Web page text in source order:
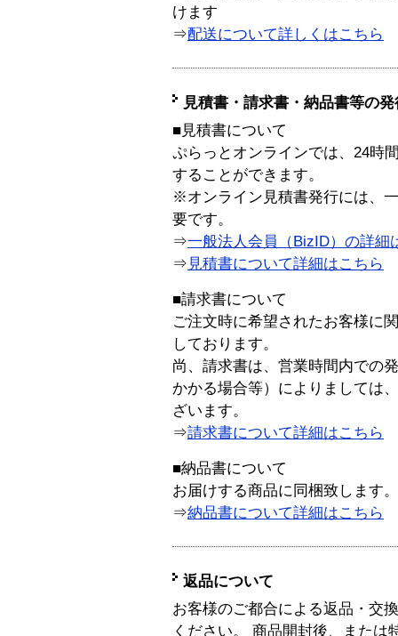
けます
⇒配送について詳しくはこちら
見積書・請求書・納品書等の
■見積書について
ぷらっとオンラインでは、24時
することができます。
※オンライン見積書発行には、
要です。
⇒一般法人会員（BizID）の詳細
⇒ 見積書について詳細はこちら
■請求書について
ご注文時に希望されたお客様に
しております。
尚、請求書は、営業時間内での
かかる場合等）によりましては
ざいます。
⇒請求書について詳細はこちら
■納品書について
お届けする商品に同梱致します。
⇒納品書について詳細はこちら
返品について
お客様のご都合による返品・交
ください。 商品開封後、または